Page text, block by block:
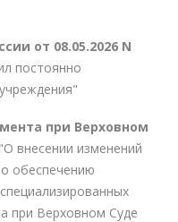
от 08.05.2026 N
постоянно
при Верховном
"О внесении изменений
обеспечению
при Верховном Суде